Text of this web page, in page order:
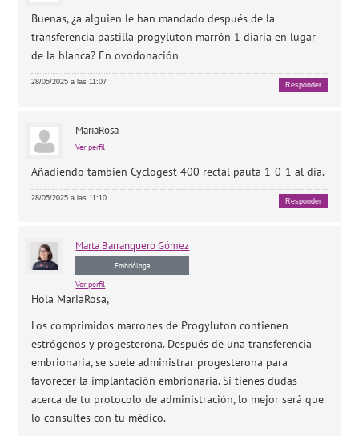
Buenas, ¿a alguien le han mandado después de la
transferencia pastilla progyluton marrón 1 diaria en lugar
de la blanca? En ovodonación
28/05/2025 a las 11:07 Responder
MariaRosa
Ver perfil
Añadiendo tambien Cyclogest 400 rectal pauta 1-0-1 al día.
28/05/2025 a las 11:10 Responder
Marta Barranquero Gómez
Embrióloga
Ver perfil
Hola MariaRosa,
Los comprimidos marrones de Progyluton contienen
estrógenos y progesterona. Después de una transferencia
embrionaria, se suele administrar progesterona para
favorecer la implantación embrionaria. Si tienes dudas
acerca de tu protocolo de administración, lo mejor será que
lo consultes con tu médico.